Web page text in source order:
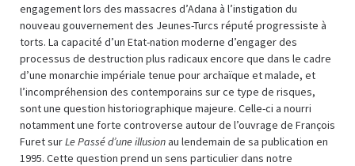
engagement lors des massacres d’Adana à l’instigation du
nouveau gouvernement des Jeunes-Turcs réputé progressiste à
torts. La capacité d’un Etat-nation moderne d’engager des
processus de destruction plus radicaux encore que dans le cadre
d’une monarchie impériale tenue pour archaïque et malade, et
l’incompréhension des contemporains sur ce type de risques,
sont une question historiographique majeure. Celle-ci a nourri
notamment une forte controverse autour de l’ouvrage de François
Furet surLe Passé d’une illusionau lendemain de sa publication en
1995. Cette question prend un sens particulier dans notre